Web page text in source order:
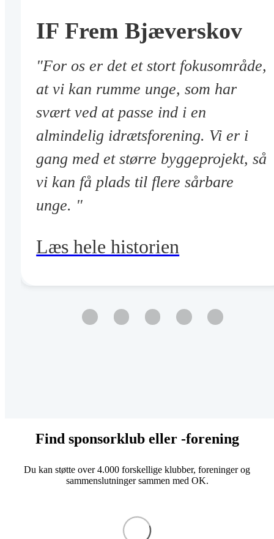
IF Frem Bjæverskov
"For os er det et stort fokusområde,
at vi kan rumme unge, som har
svært ved at passe ind i en
almindelig idrætsforening. Vi er i
gang med et større byggeprojekt, så
vi kan få plads til flere sårbare
unge. "
Læs hele historien
Find sponsorklub eller -forening
Du kan støtte over 4.000 forskellige klubber, foreninger og
sammenslutninger sammen med OK.